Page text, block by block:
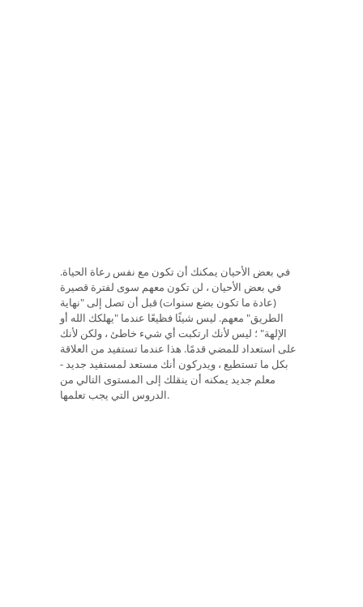
في بعض الأحيان يمكنك أن تكون مع نفس رعاة الحياة.
في بعض الأحيان ، لن تكون معهم سوى لفترة قصيرة
(عادة ما تكون بضع سنوات) قبل أن تصل إلى "نهاية
الطريق" معهم. ليس شيئًا فظيعًا عندما "يهلكك الله أو
الإلهة" ؛ ليس لأنك ارتكبت أي شيء خاطئ ، ولكن لأنك
على استعداد للمضي قدمًا. هذا عندما تستفيد من العلاقة
بكل ما تستطيع ، ويدركون أنك مستعد لمستفيد جديد -
معلم جديد يمكنه أن ينقلك إلى المستوى التالي من
الدروس التي يجب تعلمها.